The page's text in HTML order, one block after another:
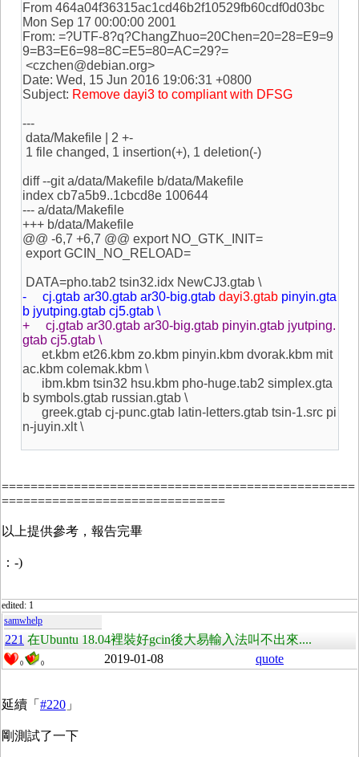
From 464a04f36315ac1cd46b2f10529fb60cdf0d03bc
Mon Sep 17 00:00:00 2001
From: =?UTF-8?q?ChangZhuo=20Chen=20=28=E9=9
9=B3=E6=98=8C=E5=80=AC=29?=
<czchen@debian.org>
Date: Wed, 15 Jun 2016 19:06:31 +0800
Subject: Remove dayi3 to compliant with DFSG
---
data/Makefile | 2 +-
1 file changed, 1 insertion(+), 1 deletion(-)
diff --git a/data/Makefile b/data/Makefile
index cb7a5b9..1cbcd8e 100644
--- a/data/Makefile
+++ b/data/Makefile
@@ -6,7 +6,7 @@ export NO_GTK_INIT=
export GCIN_NO_RELOAD=
DATA=pho.tab2 tsin32.idx NewCJ3.gtab \
- cj.gtab ar30.gtab ar30-big.gtab dayi3.gtabpinyin.gta
b jyutping.gtab cj5.gtab \
+ cj.gtab ar30.gtab ar30-big.gtab pinyin.gtab jyutping.
gtab cj5.gtab \
et.kbm et26.kbm zo.kbm pinyin.kbm dvorak.kbm mit
ac.kbm colemak.kbm \
ibm.kbm tsin32 hsu.kbm pho-huge.tab2 simplex.gta
b symbols.gtab russian.gtab \
greek.gtab cj-punc.gtab latin-letters.gtab tsin-1.src pi
n-juyin.xlt \
=================================================
===============================
以上提供參考，報告完畢
：-)
edited: 1
samwhelp
221 在Ubuntu 18.04裡裝好gcin後大易輸入法叫不出來....
0 0 2019-01-08 quote
延續「 #220 」
剛測試了一下